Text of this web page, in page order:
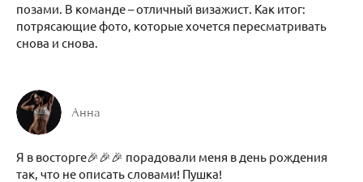
позами. В команде – отличный визажист. Как итог:
потрясающие фото, которые хочется пересматривать
снова и снова.
Анна
Я в восторге🎉🎉🎉 порадовали меня в день рождения
так, что не описать словами! Пушка!